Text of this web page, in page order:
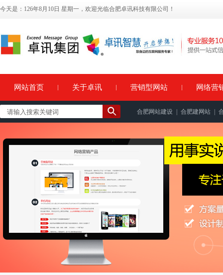
今天是：126年8月10日 星期一，欢迎光临合肥卓讯科技有限公司！
网站首页 关于卓讯 营销型网站 网络营
合肥网站建设 合肥建网站